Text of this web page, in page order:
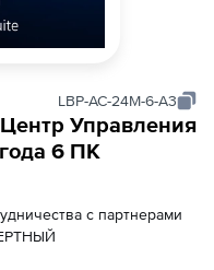
LBP-AC-24M-6-A3
Управления
6 ПК
с партнерами